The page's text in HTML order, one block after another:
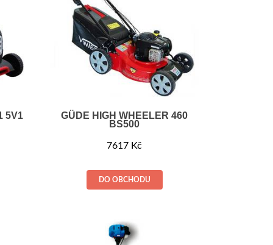
5V1
GÜDE HIGH WHEELER 460
BS500
7617 Kč
DO OBCHODU